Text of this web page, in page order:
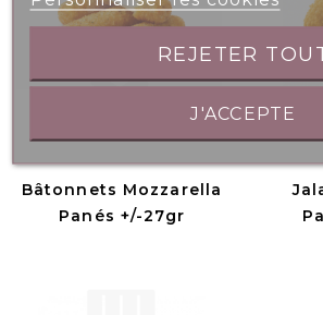
Bâtonnets Mozzarella
Panés +/-27gr
REJETER
J'ACCEPTE